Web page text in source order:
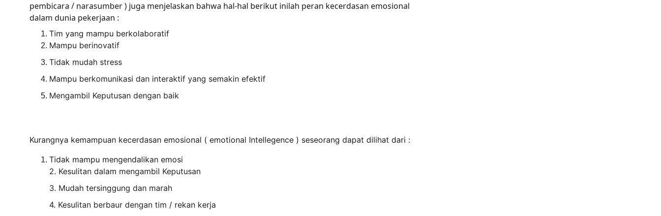
pembicara / narasumber ) juga menjelaskan bahwa hal-hal berikut inilah peran kecerdasan emosional
dalam dunia pekerjaan :
Tim yang mampu berkolaboratif
Mampu berinovatif
Tidak mudah stress
Mampu berkomunikasi dan interaktif yang semakin efektif
Mengambil Keputusan dengan baik
Kurangnya kemampuan kecerdasan emosional ( emotional Intellegence ) seseorang dapat dilihat dari :
Tidak mampu mengendalikan emosi
2. Kesulitan dalam mengambil Keputusan
3. Mudah tersinggung dan marah
4. Kesulitan berbaur dengan tim / rekan kerja